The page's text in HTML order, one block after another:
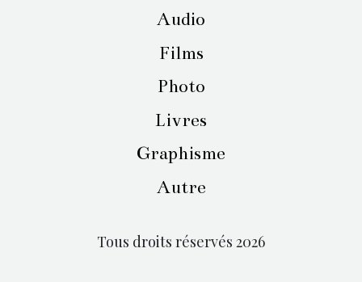
Audio
Films
Photo
Livres
Graphisme
Autre
Tous droits réservés 2026